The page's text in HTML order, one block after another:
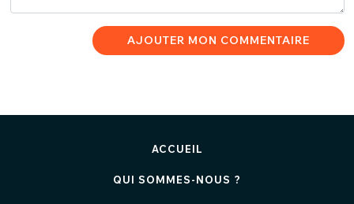
AJOUTER MON COMMENTAIRE
ACCUEIL
QUI SOMMES-NOUS ?